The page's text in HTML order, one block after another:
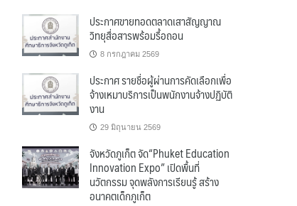
ประกาศขายทอดตลาดเสาสัญญาณ
วิทยุสื่อสารพร้อมรื้อถอน
8 กรกฎาคม 2569
ประกาศ รายชื่อผู้ผ่านการคัดเลือกเพื่อ
จ้างเหมาบริการเป็นพนักงานจ้างปฏิบัติ
งาน
29 มิถุนายน 2569
จังหวัดภูเก็ต จัด“Phuket Education
Innovation Expo” เปิดพื้นที่
นวัตกรรม จุดพลังการเรียนรู้ สร้าง
อนาคตเด็กภูเก็ต